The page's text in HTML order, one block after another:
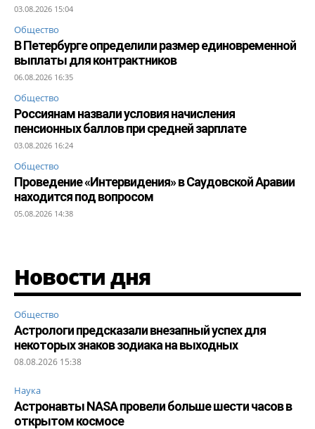
03.08.2026 15:04
Общество
В Петербурге определили размер единовременной
выплаты для контрактников
06.08.2026 16:35
Общество
Россиянам назвали условия начисления
пенсионных баллов при средней зарплате
03.08.2026 16:24
Общество
Проведение «Интервидения» в Саудовской Аравии
находится под вопросом
05.08.2026 14:38
Новости дня
Общество
Астрологи предсказали внезапный успех для
некоторых знаков зодиака на выходных
08.08.2026 15:38
Наука
Астронавты NASA провели больше шести часов в
открытом космосе